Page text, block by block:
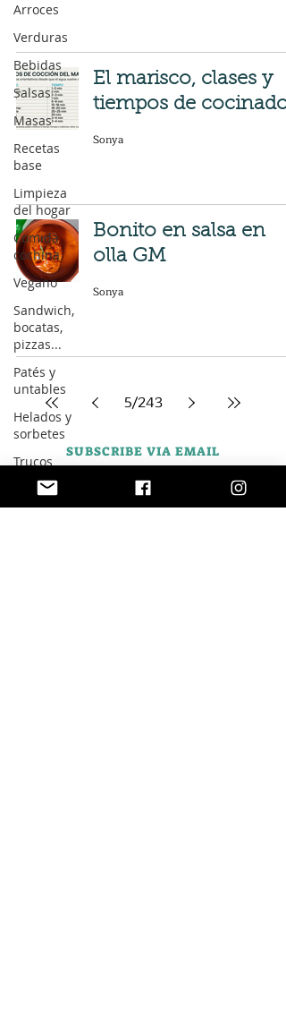
Arroces
Verduras
Bebidas
Salsas
Masas
Recetas
base
Limpieza
del hogar
Comida
cochina
Vegano
Sandwich,
bocatas,
pizzas...
Patés y
untables
Helados y
sorbetes
Trucos
Navidad
El marisco, clases y
tiempos de cocinado
Sonya
Bonito en salsa en
olla GM
Sonya
5/243
SUBSCRIBE VIA EMAIL